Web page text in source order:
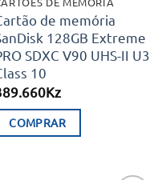
de memória
128GB Extreme
SDXC V90 UHS-II U3
10
Kz
COMPRAR